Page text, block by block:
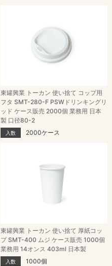
東罐興業 トーカン 使い捨て コップ用
フタ SMT-280-F PSWドリンキングリ
ッド ケース販売 2000個 業務用 日本
製 口径80-2
入数 2000ケース
東罐興業 トーカン 使い捨て 厚紙コッ
プ SMT-400 ムジ ケース販売 1000個
業務用 14オンス 403ml 日本製
入数 1000個